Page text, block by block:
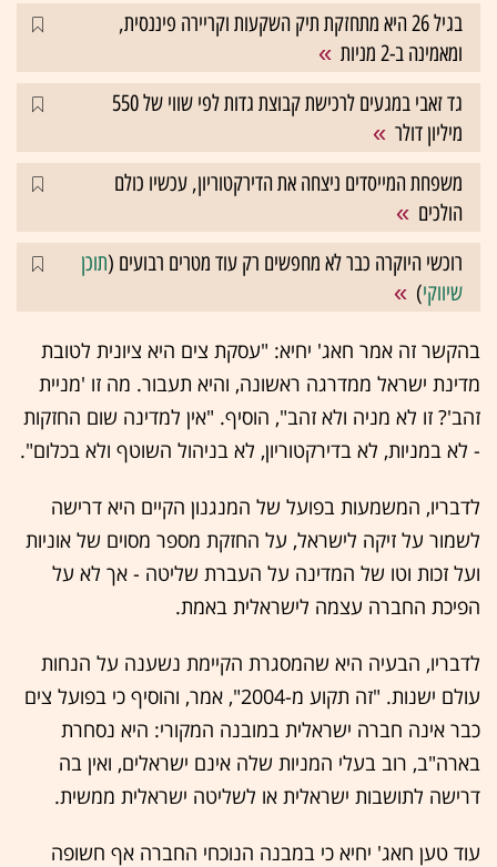
בגיל 26 היא מתחזקת תיק השקעות וקריירה פיננסית,
ומאמינה ב-2 מניות
גד זאבי במגעים לרכישת קבוצת גדות לפי שווי של 550
מיליון דולר
משפחת המייסדים ניצחה את הדירקטוריון, עכשיו כולם
הולכים
רוכשי היוקרה כבר לא מחפשים רק עוד מטרים רבועים (תוכן
שיווקי)
בהקשר זה אמר חאג' יחיא: "עסקת צים היא ציונית לטובת
מדינת ישראל ממדרגה ראשונה, והיא תעבור. מה זו 'מניית
זהב'? זו לא מניה ולא זהב", הוסיף. "אין למדינה שום החזקות
- לא במניות, לא בדירקטוריון, לא בניהול השוטף ולא בכלום".
לדבריו, המשמעות בפועל של המנגנון הקיים היא דרישה
לשמור על זיקה לישראל, על החזקת מספר מסוים של אוניות
ועל זכות וטו של המדינה על העברת שליטה - אך לא על
הפיכת החברה עצמה לישראלית באמת.
לדבריו, הבעיה היא שהמסגרת הקיימת נשענה על הנחות
עולם ישנות. "זה תקוע מ-2004", אמר, והוסיף כי בפועל צים
כבר אינה חברה ישראלית במובנה המקורי: היא נסחרת
בארה"ב, רוב בעלי המניות שלה אינם ישראלים, ואין בה
דרישה לתושבות ישראלית או לשליטה ישראלית ממשית.
עוד טען חאג' יחיא כי במבנה הנוכחי החברה אף חשופה